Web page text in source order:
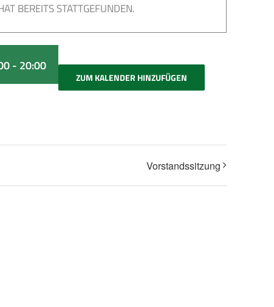
BEREITS STATTGEFUNDEN.
- 20:00
ZUM KALENDER HINZUFÜGEN
Vorstandssitzung